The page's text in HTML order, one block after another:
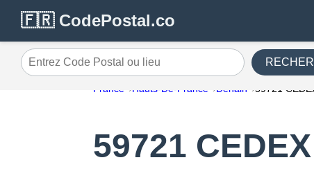
🇫🇷 CodePostal.co
Entrez Code Postal ou lieu
France Hauts-De-France Denain 59721
59721